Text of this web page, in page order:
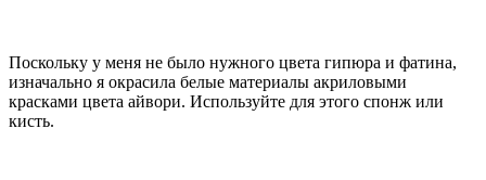
Поскольку у меня не было нужного цвета гипюра и фатина,
изначально я окрасила белые материалы акриловыми
красками цвета айвори. Используйте для этого спонж или
кисть.